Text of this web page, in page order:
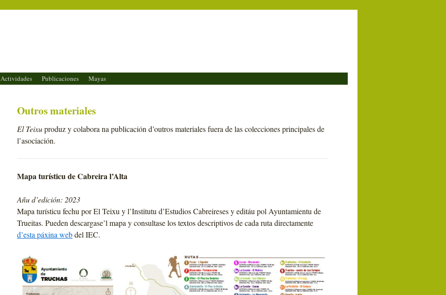
Actividades Publicaciones Mayas
Outros materiales
El Teixuproduz y colabora na publicación d’outros materiales fuera de las colecciones principales de
l’asociación.
Mapa turísticu de Cabreira l’Alta
Añu d’edición: 2023
Mapa turísticu fechu por El Teixu y l’Institutu d’Estudios Cabreireses y editáu pol Ayuntamientu de
Trueitas. Pueden descargase’l mapa y consultase los textos descriptivos de cada ruta directamente
d’esta páxina webdel IEC.